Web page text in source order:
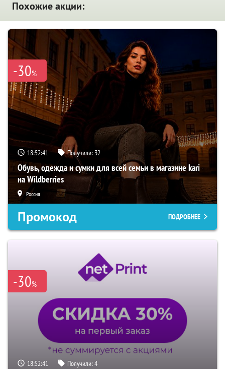
Похожие акции:
-30%
18:52:40 Получили: 32
Обувь, одежда и сумки для всей семьи в магазине kari
на Wildberries
Россия
Промокод ПОДРОБНЕЕ
-30%
18:52:40 Получили:4